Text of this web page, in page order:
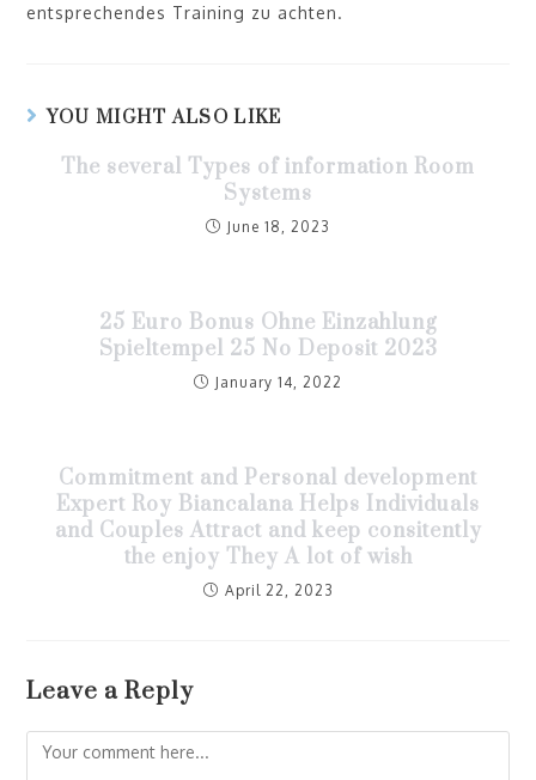
entsprechendes Training zu achten.
YOU MIGHT ALSO LIKE
The several Types of information Room
Systems
June 18, 2023
25 Euro Bonus Ohne Einzahlung
Spieltempel 25 No Deposit 2023
January 14, 2022
Commitment and Personal development
Expert Roy Biancalana Helps Individuals
and Couples Attract and keep consitently
the enjoy They A lot of wish
April 22, 2023
Leave a Reply